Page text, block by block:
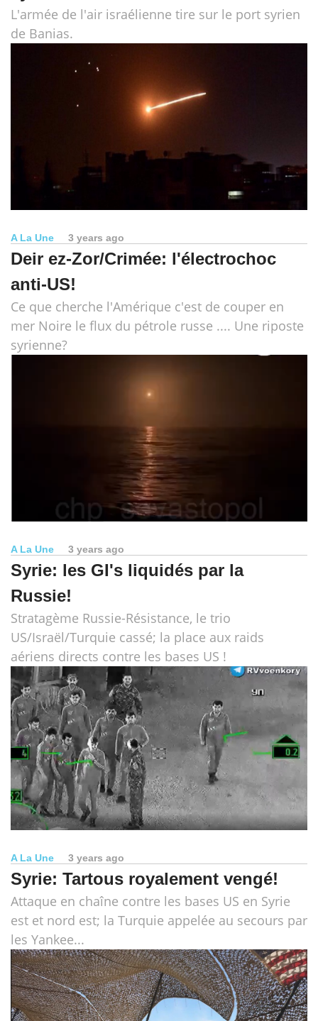
L'armée de l'air israélienne tire sur le port syrien
de Banias.
A La Une 3 years ago
Deir ez-Zor/Crimée: l'électrochoc
anti-US!
Ce que cherche l'Amérique c'est de couper en
mer Noire le flux du pétrole russe .... Une riposte
syrienne?
A La Une 3 years ago
Syrie: les GI's liquidés par la
Russie!
Stratagème Russie-Résistance, le trio
US/Israël/Turquie cassé; la place aux raids
aériens directs contre les bases US !
A La Une 3 years ago
Syrie: Tartous royalement vengé!
Attaque en chaîne contre les bases US en Syrie
est et nord est; la Turquie appelée au secours par
les Yankee...